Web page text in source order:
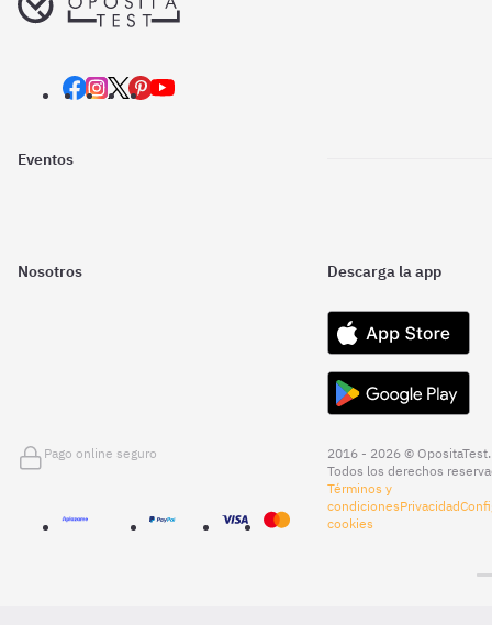
Eventos
Nosotros Descarga la app
Pago online seguro
2016 - 2026 © OpositaTest.
Todos los derechos
Términos y
condicionesPrivacidad
cookies